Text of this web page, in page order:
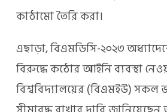
কাঠামো তৈরি করা।
এছাড়া, বিএমডিসি-২০২৩
বিরুদ্ধে কঠোর আইনি ব্যবস্থা
বিশ্ববিদ্যালয়ের (বিএমইউ) সকল